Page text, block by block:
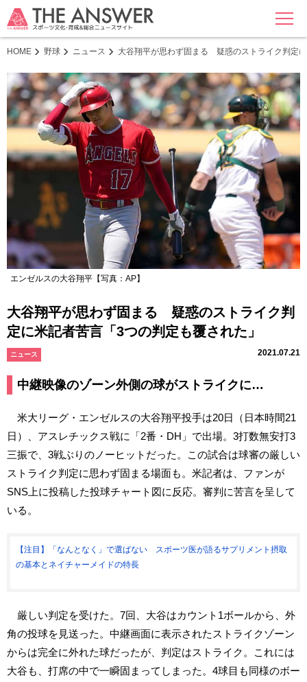
MENU
HOME 野球 ニュース 大谷翔平が思わず固まる 疑惑のストライク判定
エンゼルスの大谷翔平【写真：AP】
大谷翔平が思わず固まる 疑惑のストライク判
定に米記者苦言「3つの判定も覆された」
ニュース 2021.07.21
中継映像のゾーン外側の球がストライクに…
米大リーグ・エンゼルスの大谷翔平投手は20日（日本時間21
日）、アスレチックス戦に「2番・DH」で出場。3打数無安打3
三振で、3戦ぶりのノーヒットだった。この試合は球審の厳しい
ストライク判定に思わず固まる場面も。米記者は、ファンが
SNS上に投稿した投球チャート図に反応。審判に苦言を呈して
いる。
【注目】「なんとなく」で選ばない スポーツ医が語るサプリメント摂取
の基本とネイチャーメイドの特長
厳しい判定を受けた。7回、大谷はカウント1ボールから、外
角の投球を見送った。中継画面に表示されたストライクゾーン
からは完全に外れた球だったが、判定はストライク。これには
大谷も、打席の中で一瞬固まってしまった。4球目も同様のボー